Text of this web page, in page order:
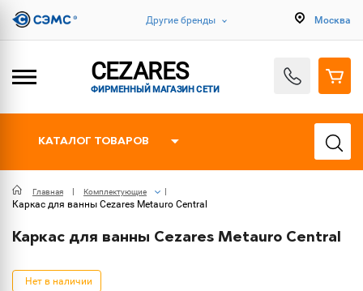
Другие бренды Москва
CEZARES
ФИРМЕННЫЙ МАГАЗИН СЕТИ
КАТАЛОГ ТОВАРОВ
Главная Комплектующие
Каркас для ванны Cezares Metauro Central
Каркас для ванны Cezares Metauro Central
Нет в наличии